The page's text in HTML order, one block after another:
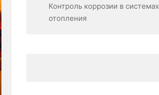
Контроль коррозии в системах
отопления